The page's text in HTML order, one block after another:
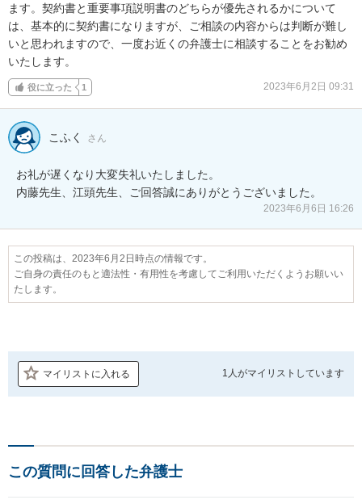
ます。契約書と重要事項説明書のどちらが優先されるかについて
は、基本的に契約書になりますが、ご相談の内容からは判断が難し
いと思われますので、一度お近くの弁護士に相談することをお勧め
いたします。
役に立った 1 2023年6月2日 09:31
こふく さん
お礼が遅くなり大変失礼いたしました。
内藤先生、江頭先生、ご回答誠にありがとうございました。
2023年6月6日 16:26
この投稿は、2023年6月2日時点の情報です。
ご自身の責任のもと適法性・有用性を考慮してご利用いただくようお願いい
たします。
マイリストに入れる 1人がマイリストしています
この質問に回答した弁護士